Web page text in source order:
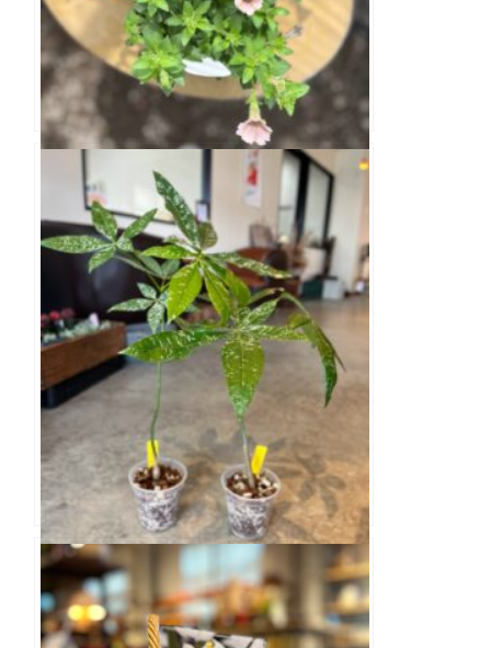
tef*tef*オンラインサロン限定品種 ペチュニ
ア さくらクルール 3.5寸
パキラ アクアティカ ミルキ－ウェイ 3.5寸